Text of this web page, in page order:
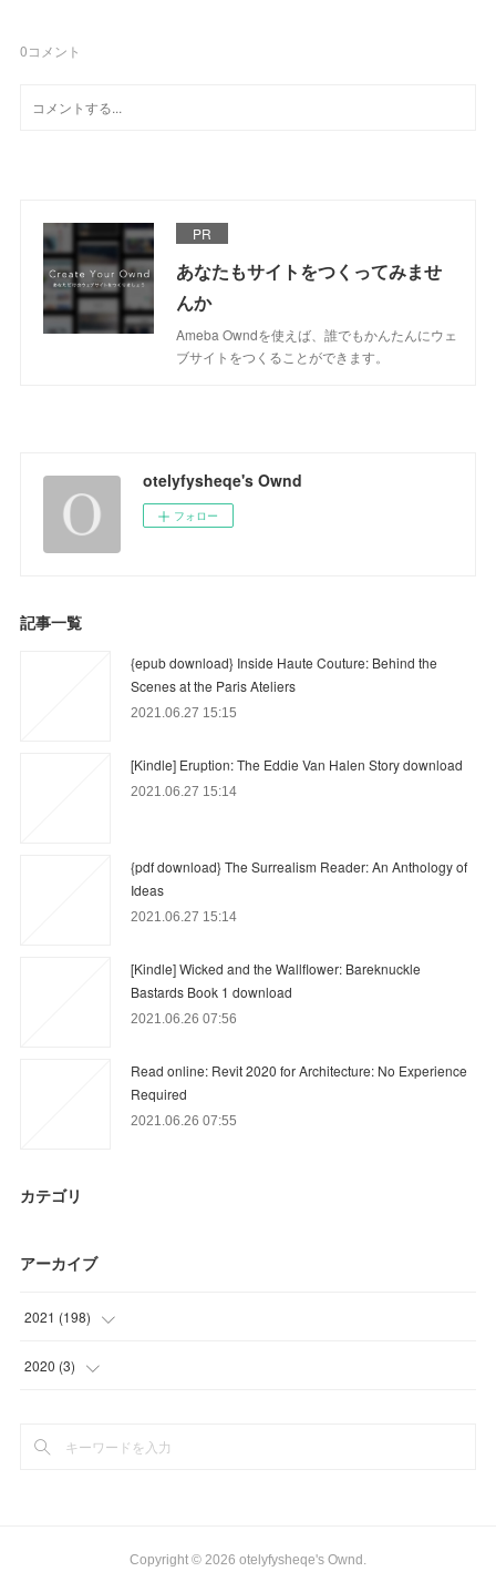
0コメント
PR
あなたもサイトをつくってみませ
んか
Ameba Owndを使えば、誰でもかんたんにウェ
ブサイトをつくることができます。
otelyfysheqe's Ownd
フォロー
記事一覧
{epub download} Inside Haute Couture: Behind the
Scenes at the Paris Ateliers
2021.06.27 15:15
[Kindle] Eruption: The Eddie Van Halen Story download
2021.06.27 15:14
{pdf download} The Surrealism Reader: An Anthology of
Ideas
2021.06.27 15:14
[Kindle] Wicked and the Wallflower: Bareknuckle
Bastards Book 1 download
2021.06.26 07:56
Read online: Revit 2020 for Architecture: No Experience
Required
2021.06.26 07:55
カテゴリ
アーカイブ
2021 (198)
( 63 )
(
2020 (3)
Copyright © 2026 otelyfysheqe's Ownd .